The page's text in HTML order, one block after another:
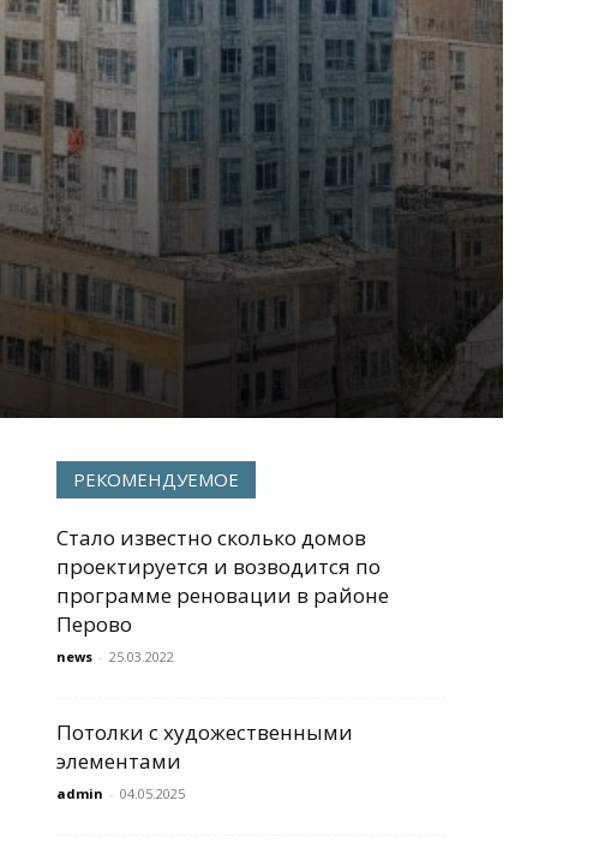
РЕКОМЕНДУЕМОЕ
Стало известно сколько домов
проектируется и возводится по
программе реновации в районе
Перово
news - 25.03.2022
Потолки с художественными
элементами
admin - 04.05.2025